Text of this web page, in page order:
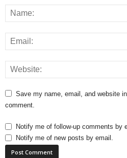
Save my name, email, and website
comment.
Notify me of follow-up comments by
Notify me of new posts by email.